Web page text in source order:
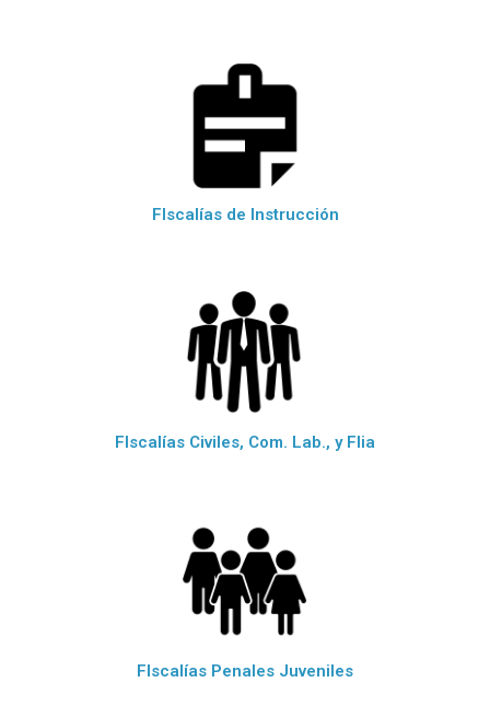
FIscalías de Instrucción
FIscalías Civiles, Com. Lab., y Flia
FIscalías Penales Juveniles